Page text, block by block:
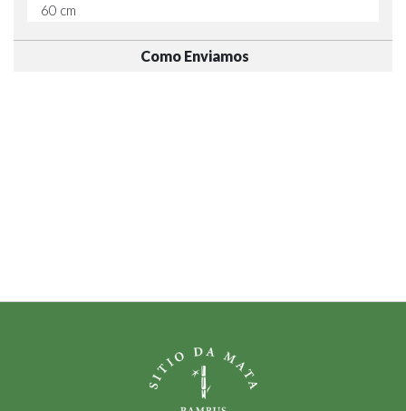
60 cm
Como Enviamos